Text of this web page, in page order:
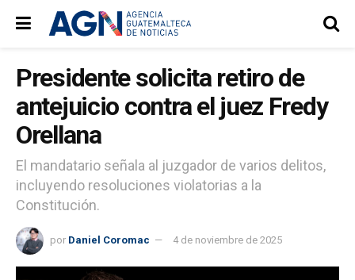
Presidente solicita retiro de
antejuicio contra el juez Fredy
Orellana
El mandatario señala al juzgador de varios delitos,
incluyendo resoluciones violatorias a la
Constitución.
por Daniel Coromac 4 de noviembre de 2025